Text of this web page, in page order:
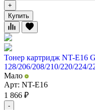
+
Купить
Тонер картридж NT-E16
128/206/208/210/220/224/
Мало
Арт: NT-E16
1 866 ₽
-